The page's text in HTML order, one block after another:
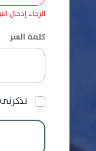
الرجاء إدخال
كلمة السر
تذكرنى